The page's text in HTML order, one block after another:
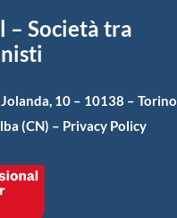
– Società tra
10 – 10138 – Torino
(CN) – Privacy Policy